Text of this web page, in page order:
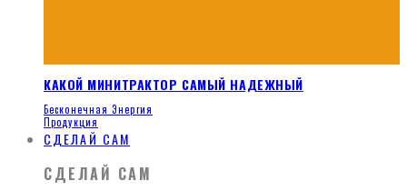
КАКОЙ МИНИТРАКТОР САМЫЙ НАДЕЖНЫЙ
Бесконечная Энергия
Продукция
СДЕЛАЙ САМ
СДЕЛАЙ САМ